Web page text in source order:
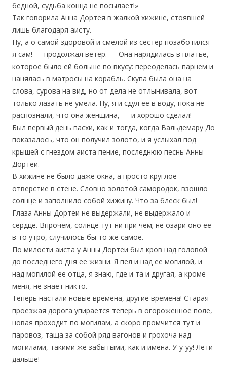
бедной, судьба конца не посылает!»
Так говорила Анна Дортея в жалкой хижине, стоявшей
лишь благодаря аисту.
Ну, а о самой здоровой и смелой из сестер позаботился
я сам! — продолжал ветер. — Она нарядилась в платье,
которое было ей больше по вкусу: переоделась парнем и
нанялась в матросы на корабль. Скупа была она на
слова, сурова на вид, но от дела не отлынивала, вот
только лазать не умела. Ну, я и сдул ее в воду, пока не
распознали, что она женщина, — и хорошо сделал!
Был первый день пасхи, как и тогда, когда Вальдемару До
показалось, что он получил золото, и я услыхал под
крышей с гнездом аиста пение, последнюю песнь Анны
Дортеи.
В хижине не было даже окна, а просто круглое
отверстие в стене. Словно золотой самородок, взошло
солнце и заполнило собой хижину. Что за блеск был!
Глаза Анны Дортеи не выдержали, не выдержало и
сердце. Впрочем, солнце тут ни при чем; не озари оно ее
в то утро, случилось бы то же самое.
По милости аиста у Анны Дортеи был кров над головой
до последнего дня ее жизни. Я пел и над ее могилой, и
над могилой ее отца, я знаю, где и та и другая, а кроме
меня, не знает никто.
Теперь настали новые времена, другие времена! Старая
проезжая дорога упирается теперь в огороженное поле,
новая проходит по могилам, а скоро промчится тут и
паровоз, таща за собой ряд вагонов и грохоча над
могилами, такими же забытыми, как и имена. У-у-уу! Лети
дальше!